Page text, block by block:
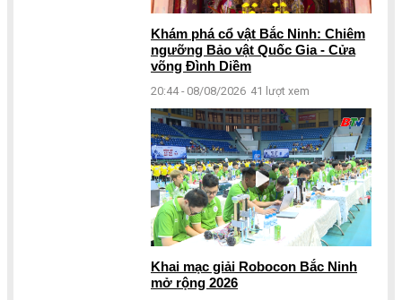
Khám phá cổ vật Bắc Ninh: Chiêm
ngưỡng Bảo vật Quốc Gia - Cửa
võng Đình Diềm
20:44 - 08/08/2026 41 lượt xem
Khai mạc giải Robocon Bắc Ninh
mở rộng 2026